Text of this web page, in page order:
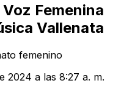
Femenina
Vallenata
femenino
2024 a las 8:27 a. m.